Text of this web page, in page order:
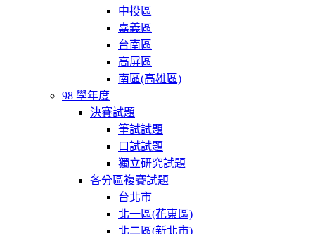
中投區
嘉義區
台南區
高屏區
南區(高雄區)
98 學年度
決賽試題
筆試試題
口試試題
獨立研究試題
各分區複賽試題
台北市
北一區(花東區)
北二區(新北市)